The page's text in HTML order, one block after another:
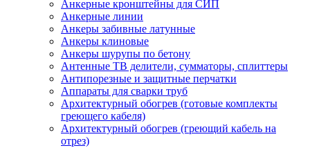
Анкерные кронштейны для СИП
Анкерные линии
Анкеры забивные латунные
Анкеры клиновые
Анкеры шурупы по бетону
Антенные ТВ делители, сумматоры, сплиттеры
Антипорезные и защитные перчатки
Аппараты для сварки труб
Архитектурный обогрев (готовые комплекты
греющего кабеля)
Архитектурный обогрев (греющий кабель на
отрез)